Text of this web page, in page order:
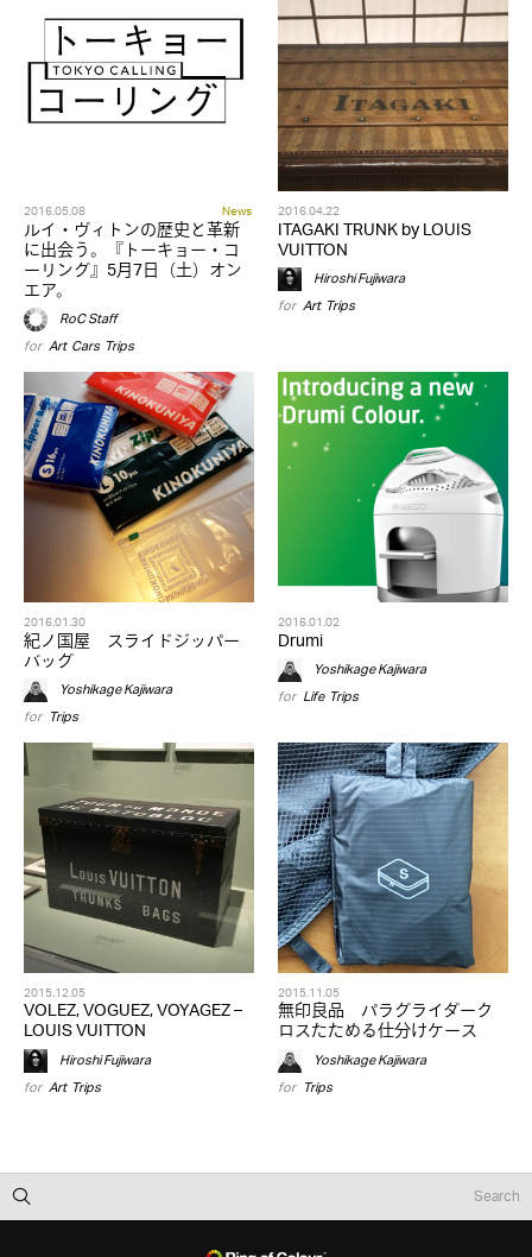
2016.05.08 News
ルイ・ヴィトンの歴史と革新
に出会う。『トーキョー・コ
ーリング』5月7日（土）オン
エア。
RoC Staff
for Art,Cars, Trips
2016.04.22
ITAGAKI TRUNK by LOUIS
VUITTON
Hiroshi Fujiwara
for Art, Trips
2016.01.30
紀ノ国屋 スライドジッパー
バッグ
Yoshikage Kajiwara
for Trips
2016.01.02
Drumi
Yoshikage Kajiwara
for Life, Trips
2015.12.05
VOLEZ, VOGUEZ, VOYAGEZ –
LOUIS VUITTON
Hiroshi Fujiwara
for Art, Trips
2015.11.05
無印良品 パラグライダーク
ロスたためる仕分けケース
Yoshikage Kajiwara
for Trips